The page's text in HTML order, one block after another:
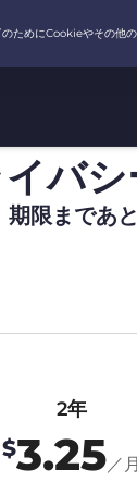
バ
期限まであと
2年
$3.25／月